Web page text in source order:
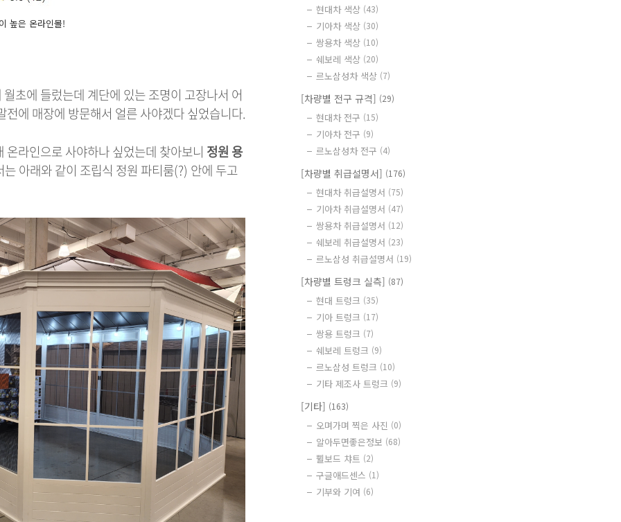
높은 온라인몰!
초에 들렀는데 계단에 있는 조명이 고장나서 어
에 매장에 방문해서 얼른 사야겠다 싶었습니다.
라인으로 사야하나 싶었는데 찾아보니 정원 용
는 아래와 같이 조립식 정원 파티룸(?) 안에 두고
현대차 색상 (43)
기아차 색상 (30)
쌍용차 색상 (10)
쉐보레 색상 (20)
르노삼성차 색상 (7)
[차량별 전구 규격] (29)
현대차 전구 (15)
기아차 전구 (9)
르노삼성차 전구 (4)
[차량별 취급설명서] (176)
현대차 취급설명서 (75)
기아차 취급설명서 (47)
쌍용차 취급설명서 (12)
쉐보레 취급설명서 (23)
르노삼성 취급설명서 (19)
[차량별 트렁크 실측] (87)
현대 트렁크 (35)
기아 트렁크 (17)
쌍용 트렁크 (7)
쉐보레 트렁크 (9)
르노삼성 트렁크 (10)
기타 제조사 트렁크 (9)
[기타] (163)
오며가며 찍은 사진 (0)
알아두면좋은정보 (68)
쀨보드 챠트 (2)
구글애드센스 (1)
기부와 기여 (6)